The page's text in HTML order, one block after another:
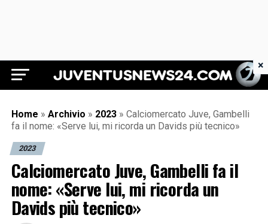
Juventus News 24
Home » Archivio » 2023 » Calciomercato Juve, Gambelli
fa il nome: «Serve lui, mi ricorda un Davids più tecnico»
2023
Calciomercato Juve, Gambelli fa il
nome: «Serve lui, mi ricorda un
Davids più tecnico»
×